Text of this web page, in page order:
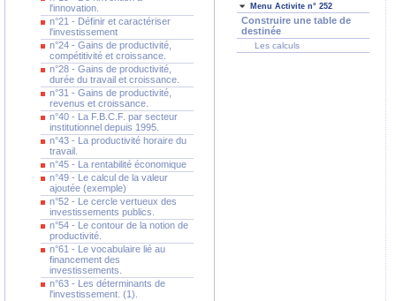
l'innovation.
n°21 - Définir et caractériser
l'investissement
n°24 - Gains de productivité,
compétitivité et croissance.
n°28 - Gains de productivité,
durée du travail et croissance.
n°31 - Gains de productivité,
revenus et croissance.
n°40 - La F.B.C.F. par secteur
institutionnel depuis 1995.
n°43 - La productivité horaire du
travail.
n°45 - La rentabilité économique
n°49 - Le calcul de la valeur
ajoutée (exemple)
n°52 - Le cercle vertueux des
investissements publics.
n°54 - Le contour de la notion de
productivité.
n°61 - Le vocabulaire lié au
financement des
investissements.
n°63 - Les déterminants de
l'investissement. (1).
Menu Activite n° 252
Construire une table de
destinée
Les calculs